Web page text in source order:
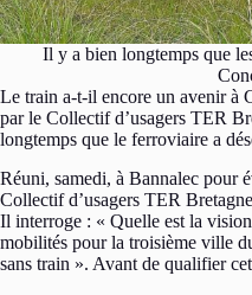
Il y a bien longtemps que
Le train a-t-il encore un avenir à
par le Collectif d’usagers TER
longtemps que le ferroviaire a
Réuni, samedi, à Bannalec pour
Collectif d’usagers TER
Il interroge : « Quelle est la
mobilités pour la troisième ville
sans train ». Avant de qualifier